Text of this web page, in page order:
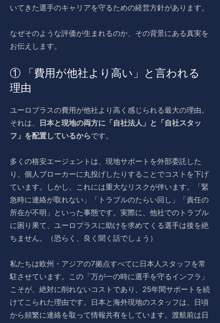
いてきた選手のキャリアを守るための経営方針があります。
なぜそのような評価が生まれるのか、その背景にある真実を
お伝えします。
① 「費用が他社より高い」と言われる
理由
ユーロプラスの費用が他社より高く感じられる最大の理由。
それは、
日本と現地の両方に「自社法人」と「自社スタッ
フ」を配置しているからです。
多くの格安エージェントは、現地サポートを外部委託した
り、個人ブローカーに丸投げしたりすることでコストを下げ
ています。しかし、これには重大なリスクが伴います。「緊
急時に連絡が取れない」「トラブルのたらい回し」「責任の
所在が不明」といった事態です。実際に、他社でのトラブル
に困り果て、ユーロプラスに助けを求めてくる選手は後を絶
ちません。（恐らく、良く聞く話でしょう）
私たちは欧州・アジアの7拠点すべてに日本人スタッフを常
駐させています。この「万が一の時に選手を守るインフラ」
こそが、絶対に削れないコストであり、25年間サポートを続
けてこられた理由です。日本と海外現地のスタッフは、日頃
から頻繁に連絡を取って情報共有をしています。渡航前は日